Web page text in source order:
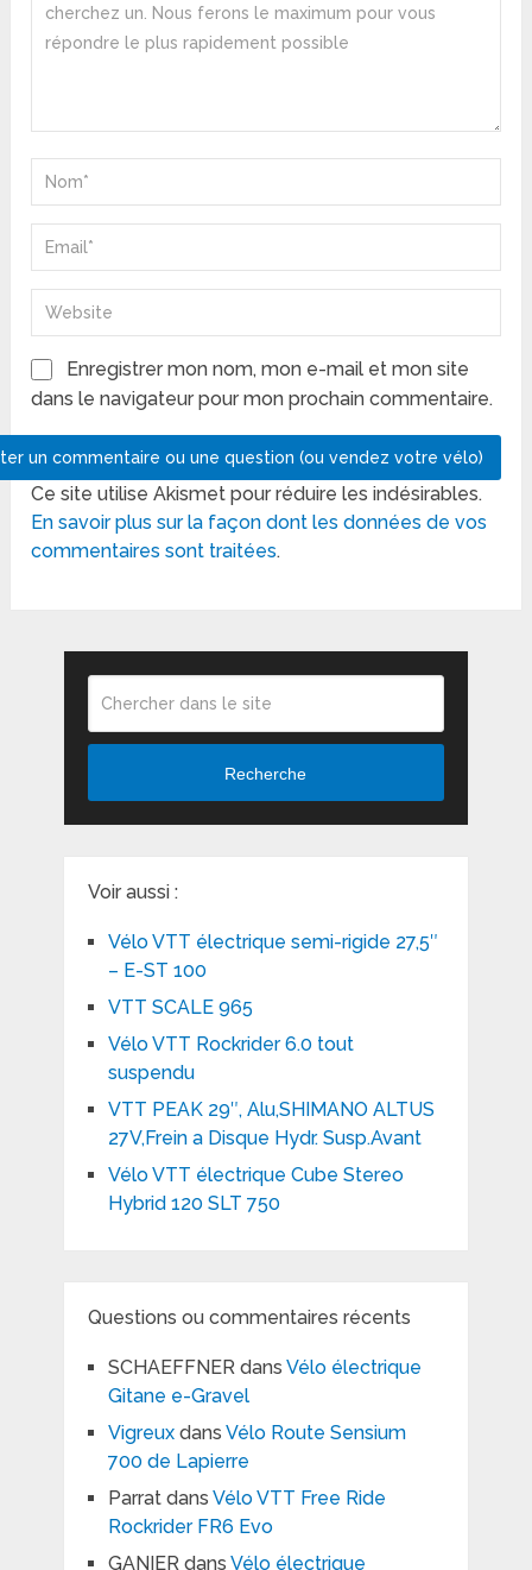
Enregistrer mon nom, mon e-mail et mon site
dans le navigateur pour mon prochain commentaire.
Ce site utilise Akismet pour réduire les indésirables.
En savoir plus sur la façon dont les données de vos
commentaires sont traitées.
Recherche
Voir aussi :
Vélo VTT électrique semi-rigide 27,5″
– E-ST 100
VTT SCALE 965
Vélo VTT Rockrider 6.0 tout
suspendu
VTT PEAK 29″, Alu,SHIMANO ALTUS
27V,Frein a Disque Hydr. Susp.Avant
Vélo VTT électrique Cube Stereo
Hybrid 120 SLT 750
Questions ou commentaires récents
SCHAEFFNERdans Vélo électrique
Gitane e-Gravel
Vigreuxdans Vélo Route Sensium
700 de Lapierre
Parratdans Vélo VTT Free Ride
Rockrider FR6 Evo
GANIERdans Vélo électrique